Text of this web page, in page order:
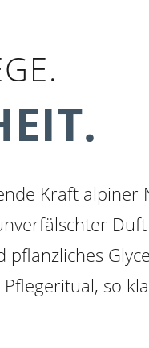
Kraft
pflanzliches
so